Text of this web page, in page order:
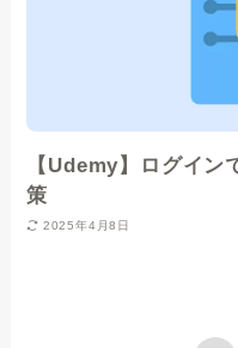
【Udemy】ログイン
策
2025年4月8日